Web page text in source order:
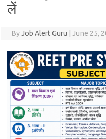
लें
ByJob Alert Guru June 25,